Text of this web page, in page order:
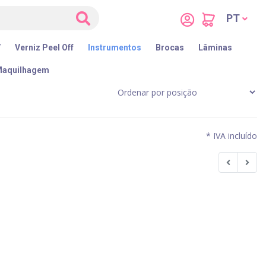
PT
Verniz Peel Off Instrumentos Brocas Lâminas
* IVA incluído